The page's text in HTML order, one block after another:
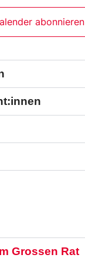
abonnieren
Grossen Rat